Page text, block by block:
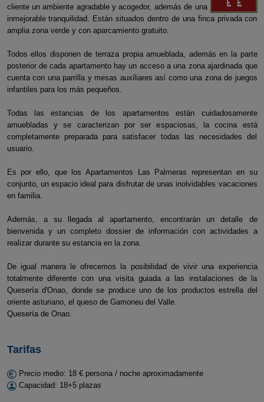
cliente un ambiente agradable y acogedor, además de una
inmejorable tranquilidad. Están situados dentro de una finca privada con
amplia zona verde y con aparcamiento gratuito.
Todos ellos disponen de terraza propia amueblada, además en la parte
posterior de cada apartamento hay un acceso a una zona ajardinada que
cuenta con una parrilla y mesas auxiliares así como una zona de juegos
infantiles para los más pequeños.
Todas las estancias de los apartamentos están cuidadosamente
amuebladas y se caracterizan por ser espaciosas, la cocina está
completamente preparada para satisfacer todas las necesidades del
usuario.
Es por ello, que los Apartamentos Las Palmeras representan en su
conjunto, un espacio ideal para disfrutar de unas inolvidables vacaciones
en familia.
Además, a su llegada al apartamento, encontrarán un detalle de
bienvenida y un completo dossier de información con actividades a
realizar durante su estancia en la zona.
De igual manera le ofrecemos la posibilidad de vivir una experiencia
totalmente diferente con una visita guiada a las instalaciones de la
Quesería d'Onao, donde se produce uno de los productos estrella del
oriente asturiano, el queso de Gamoneu del Valle.
Quesería de Onao.
Tarifas
Precio medio: 18 € persona / noche aproximadamente
Capacidad: 18+5 plazas